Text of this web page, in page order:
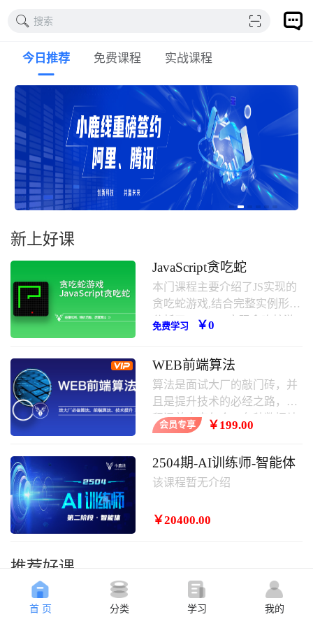
搜索
今日推荐 免费课程 实战课程
新上好课
JavaScript贪吃蛇
本门课程主要介绍了JS实现的
贪吃蛇游戏,结合完整实例形式
分析了javascript实现贪吃蛇游
下。
免费学习 ￥0
WEB前端算法
算法是面试大厂的敲门砖，并
且是提升技术的必经之路，课
程涵盖内容包含：各种数据结
构，常用算法，其中涵盖大厂
会员专享 ￥199.00
2504期-AI训练师-智能体
该课程暂无介绍
￥20400.00
推荐好课
首 页 分类 学习 我的